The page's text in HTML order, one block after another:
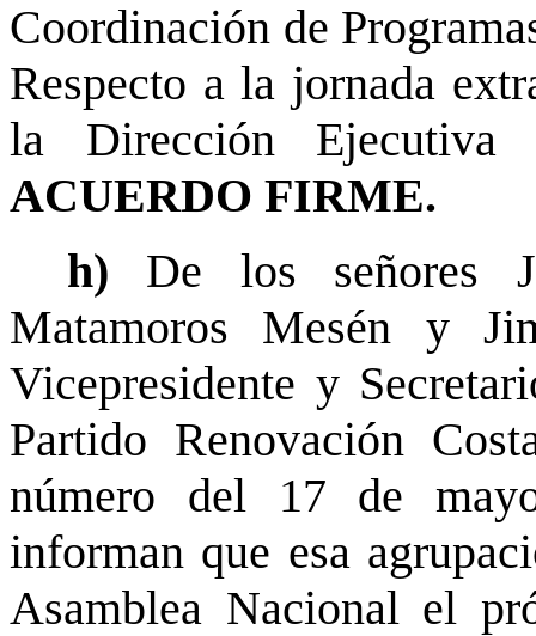
Coordinación de
Respecto a la jornada
la Dirección Ejecutiva
ACUERDO FIRME.
h) De los señores
Matamoros Mesén y
Vicepresidente y
Partido Renovación
número del 17 de
informan que esa
Asamblea Nacional el